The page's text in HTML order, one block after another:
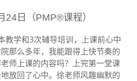
24日（PMP®课程）
教学和3次辅导培训，上课前心中
那么多年，我能跟得上快节奏的
师上课的内容吗？上完第一堂课
放回了心中。徐老师风趣幽默的